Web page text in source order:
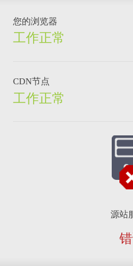
您的浏览器
工作正常
CDN节点
工作正常
源站